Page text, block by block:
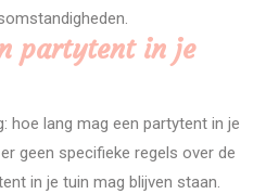
partytent in je
hoe lang mag een partytent in je
geen specifieke regels over de
in je tuin mag blijven staan.